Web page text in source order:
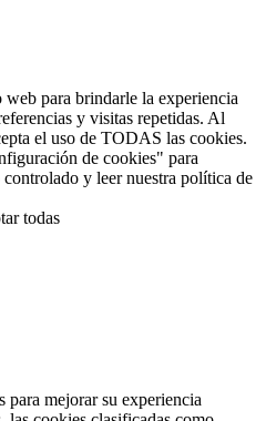
para brindarle la experiencia
y visitas repetidas. Al
el uso de TODAS las cookies.
de cookies" para
y leer nuestra política de
todas
mejorar su experiencia